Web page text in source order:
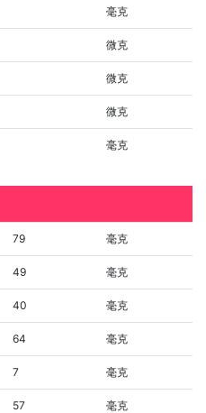
毫克
微克
微克
微克
毫克
79 毫克
49 毫克
40 毫克
64 毫克
7 毫克
57 毫克